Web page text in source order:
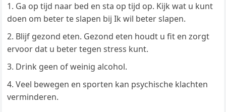
Ga op tijd naar bed en sta op tijd op. Kijk wat u kunt
doen om beter te slapen bij Ik wil beter slapen.
Blijf gezond eten. Gezond eten houdt u fit en zorgt
ervoor dat u beter tegen stress kunt.
Drink geen of weinig alcohol.
Veel bewegen en sporten kan psychische klachten
verminderen.